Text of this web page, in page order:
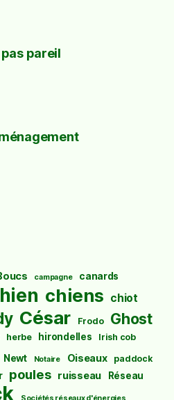
pareil
campagne canards
chiens chiot
César Frodo Ghost
herbe hirondelles Irish cob
Newt Notaire Oiseaux paddock
poules ruisseau Réseau